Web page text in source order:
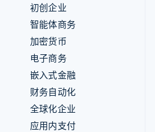
初创企业
智能体商务
加密货币
电子商务
嵌入式金融
财务自动化
全球化企业
应用内支付